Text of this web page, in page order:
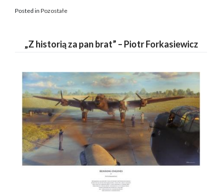
Posted in Pozostałe
„Z historią za pan brat” – Piotr Forkasiewicz